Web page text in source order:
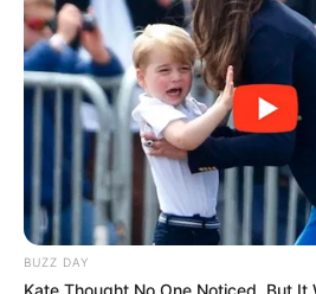
Top 8 Movies Based On Real
Watch Them!
BRAINBERRIES
BUZZ DAY
Kate Thought No One Noticed, But It